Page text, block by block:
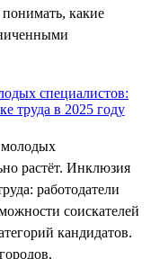
какие
молодых
растёт. Инклюзия
работодатели
соискателей
кандидатов.